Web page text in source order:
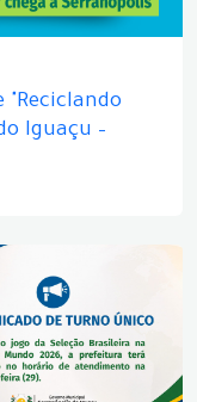
"Reciclando
Iguaçu –